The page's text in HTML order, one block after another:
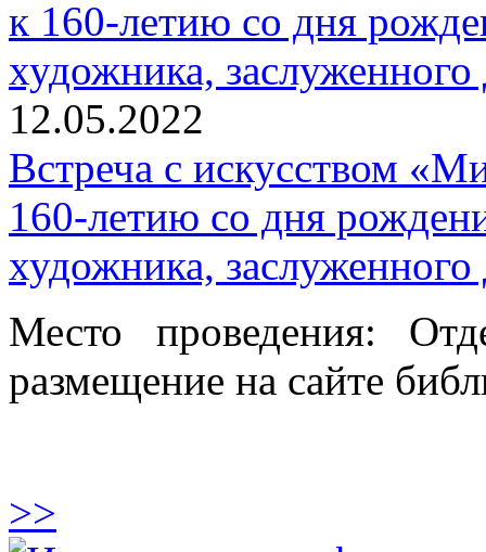
12.05.2022
Встреча с искусством
160-летию со дня
художника,
Место проведения:
размещение на сайте
>>